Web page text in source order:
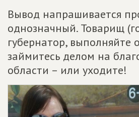
Вывод напрашивается
однозначный. Товарищ
губернатор, выполняйте
займитесь делом на
области – или уходите!